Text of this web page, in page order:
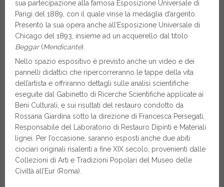
sua partecipazione alla famosa Esposizione Universale di
Parigi del 1889, con il quale vinse la medaglia d’argento.
Presentò la sua opera anche all’Esposizione Universale di
Chicago del 1893, insieme ad un acquerello dal titolo
Beggar(Mendicante).
Nello spazio espositivo è previsto anche un video e dei
pannelli didattici che ripercorreranno le tappe della vita
dell’artista e offriranno dettagli sulle analisi scientifiche
eseguite dal Gabinetto di Ricerche Scientifiche applicate ai
Beni Culturali, e sui risultati del restauro condotto da
Rossana Giardina sotto la direzione di Francesca Persegati,
Responsabile del Laboratorio di Restauro Dipinti e Materiali
lignei. Per l’occasione, saranno esposti anche due abiti
ciociari originali risalenti a fine XIX secolo, provenienti dalle
Collezioni di Arti e Tradizioni Popolari del Museo delle
Civiltà all’Eur (Roma).